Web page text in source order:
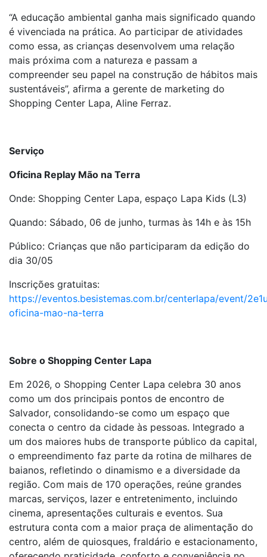
“A educação ambiental ganha mais significado quando
é vivenciada na prática. Ao participar de atividades
como essa, as crianças desenvolvem uma relação
mais próxima com a natureza e passam a
compreender seu papel na construção de hábitos mais
sustentáveis”, afirma a gerente de marketing do
Shopping Center Lapa, Aline Ferraz.
Serviço
Oficina Replay Mão na Terra
Onde: Shopping Center Lapa, espaço Lapa Kids (L3)
Quando: Sábado, 06 de junho, turmas às 14h e às 15h
Público: Crianças que não participaram da edição do
dia 30/05
Inscrições gratuitas:
https://eventos.besistemas.com.br/centerlapa/event/
oficina-mao-na-terra
Sobre o Shopping Center Lapa
Em 2026, o Shopping Center Lapa celebra 30 anos
como um dos principais pontos de encontro de
Salvador, consolidando-se como um espaço que
conecta o centro da cidade às pessoas. Integrado a
um dos maiores hubs de transporte público da capital,
o empreendimento faz parte da rotina de milhares de
baianos, refletindo o dinamismo e a diversidade da
região. Com mais de 170 operações, reúne grandes
marcas, serviços, lazer e entretenimento, incluindo
cinema, apresentações culturais e eventos. Sua
estrutura conta com a maior praça de alimentação do
centro, além de quiosques, fraldário e estacionamento,